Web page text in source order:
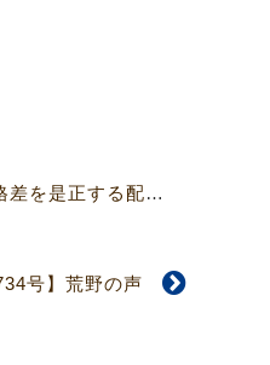
【4734号】教区格差を是正する配分案を模索立案 第4回教区活動連帯金検討委員会
号】荒野の声